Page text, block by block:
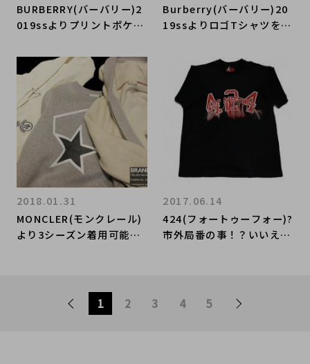
BURBERRY(バーバリー)2
019ssよりプリントポケッ
いてだきました！
Burberry(バーバリー)20
19ssよりロゴTシャツをお
MONCLER(モンクレール)
より3シーズン着用可能な
2018.01.31
424(フォートゥーフォー)?
市外局番の事！？いいえ。
2017.06.14
1 2 3 4 5